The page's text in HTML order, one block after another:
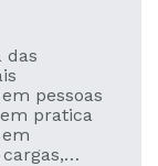
das
pessoas
pratica